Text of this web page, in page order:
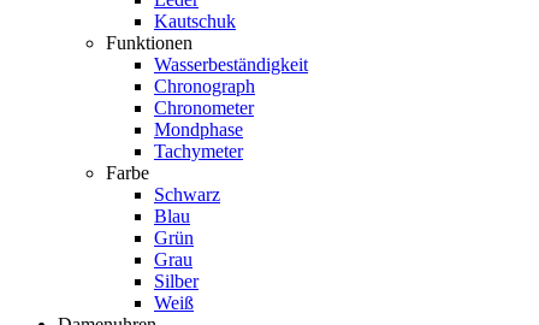
Kautschuk
Funktionen
Wasserbeständigkeit
Chronograph
Chronometer
Mondphase
Tachymeter
Farbe
Schwarz
Blau
Grün
Grau
Silber
Weiß